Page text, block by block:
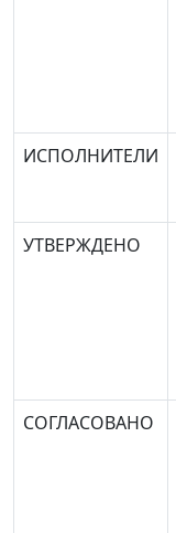
ИСПОЛНИТЕЛИ
УТВЕРЖДЕНО
СОГЛАСОВАНО